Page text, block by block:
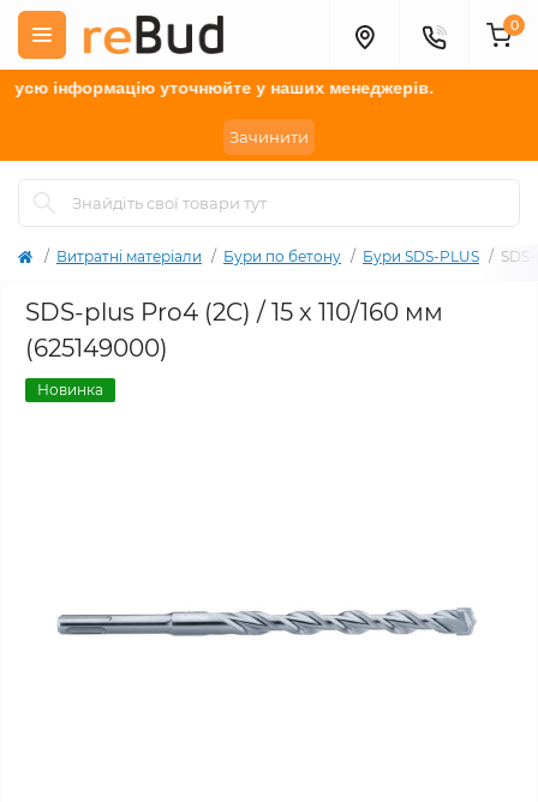
інформацію уточнюйтеу наших менеджерів.
Зачинити
0
Витратні матеріали Бури по бетону Бури SDS-PLUS
SDS-plus Pro4 (2C) / 15 x 110/160 мм
(625149000)
Новинка